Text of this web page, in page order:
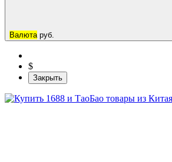
Валюта руб.
$
Закрыть